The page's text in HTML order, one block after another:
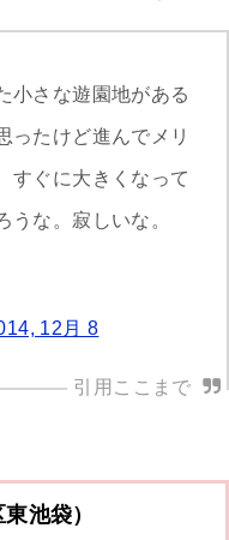
小さな遊園地がある
ったけど進んでメリ
すぐに大きくなって
うな。寂しいな。
12月 8
池袋）